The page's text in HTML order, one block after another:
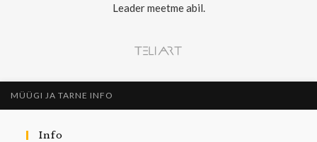
Leader meetme abil.
MÜÜGI JA TARNE INFO
Info